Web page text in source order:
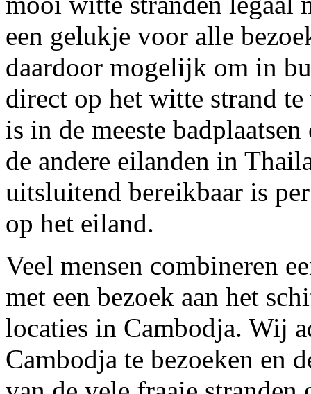
een gelukje voor alle
daardoor mogelijk om in
direct op het witte strand
is in de meeste
de andere eilanden in
uitsluitend bereikbaar is
op het eiland.
Veel mensen combineren
met een bezoek aan het
locaties in Cambodja. Wij
Cambodja te bezoeken en